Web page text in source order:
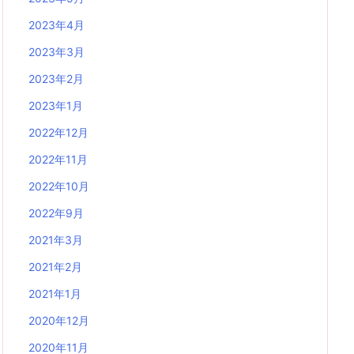
2023年4月
2023年3月
2023年2月
2023年1月
2022年12月
2022年11月
2022年10月
2022年9月
2021年3月
2021年2月
2021年1月
2020年12月
2020年11月